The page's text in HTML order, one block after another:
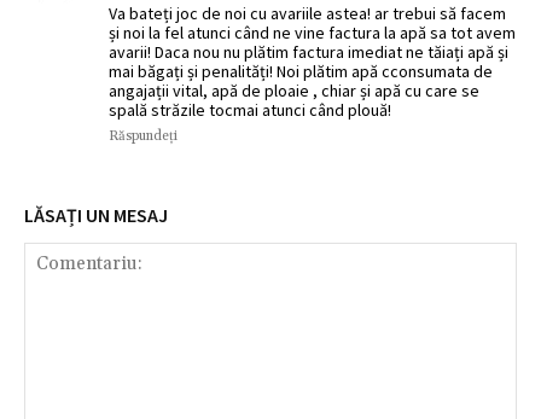
Va bateți joc de noi cu avariile astea! ar trebui să facem
și noi la fel atunci când ne vine factura la apă sa tot avem
avarii! Daca nou nu plătim factura imediat ne tăiați apă și
mai băgați și penalități! Noi plătim apă cconsumata de
angajații vital, apă de ploaie , chiar și apă cu care se
spală străzile tocmai atunci când plouă!
Răspundeți
LĂSAȚI UN MESAJ